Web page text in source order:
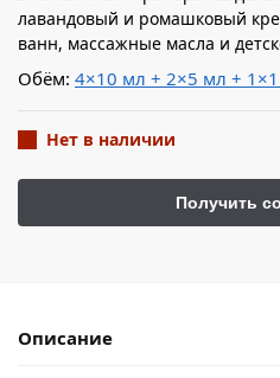
лавандовый и ромашковый
ванн, массажные масла и
Обём: 4×10 мл + 2×5 мл +
Нет в наличии
Описание